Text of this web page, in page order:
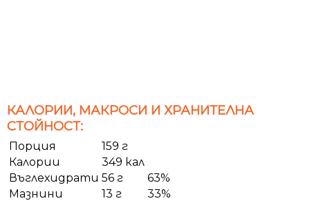
КАЛОРИИ, МАКРОСИ И ХРАНИТЕЛНА
СТОЙНОСТ:
Порция
159 г
Калории
349 кал
Въглехидрати 56 г
63%
Мазнини
13 г
33%